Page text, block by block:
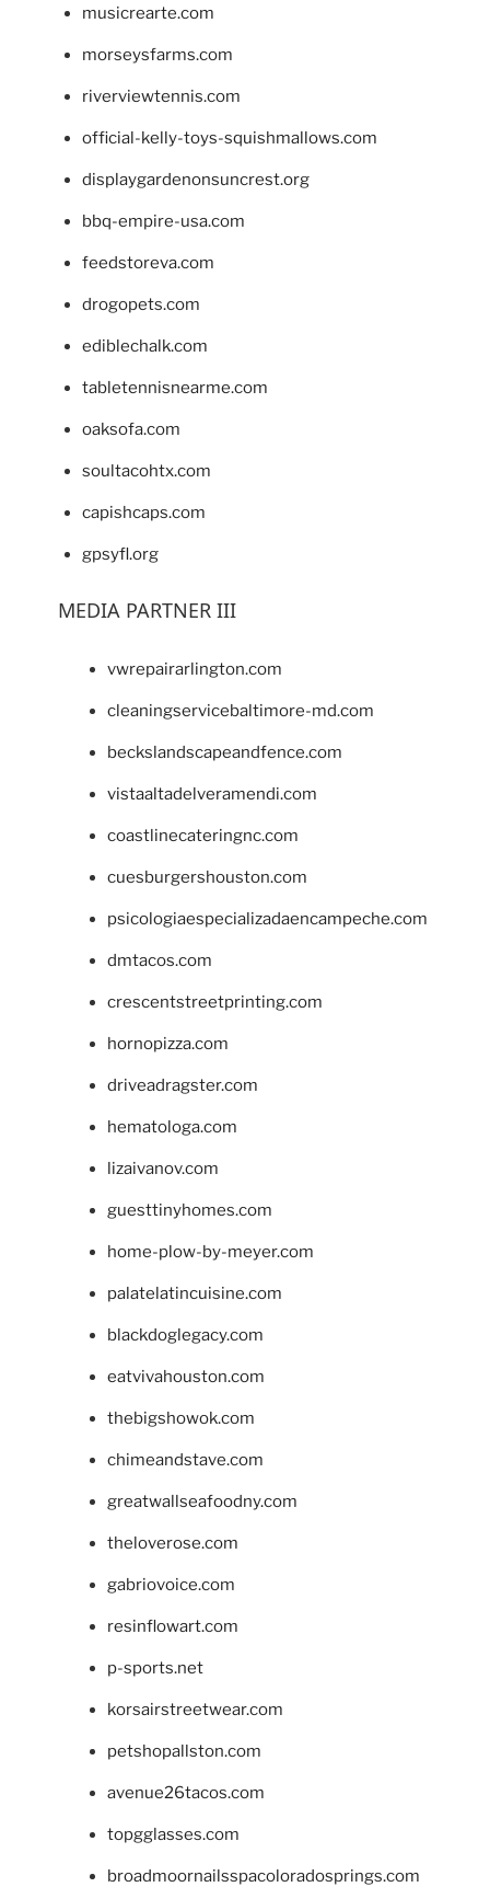
musicrearte.com
morseysfarms.com
riverviewtennis.com
official-kelly-toys-squishmallows.com
displaygardenonsuncrest.org
bbq-empire-usa.com
feedstoreva.com
drogopets.com
ediblechalk.com
tabletennisnearme.com
oaksofa.com
soultacohtx.com
capishcaps.com
gpsyfl.org
MEDIA PARTNER III
vwrepairarlington.com
cleaningservicebaltimore-md.com
beckslandscapeandfence.com
vistaaltadelveramendi.com
coastlinecateringnc.com
cuesburgershouston.com
psicologiaespecializadaencampeche.com
dmtacos.com
crescentstreetprinting.com
hornopizza.com
driveadragster.com
hematologa.com
lizaivanov.com
guesttinyhomes.com
home-plow-by-meyer.com
palatelatincuisine.com
blackdoglegacy.com
eatvivahouston.com
thebigshowok.com
chimeandstave.com
greatwallseafoodny.com
theloverose.com
gabriovoice.com
resinflowart.com
p-sports.net
korsairstreetwear.com
petshopallston.com
avenue26tacos.com
topgglasses.com
broadmoornailsspacoloradosprings.com